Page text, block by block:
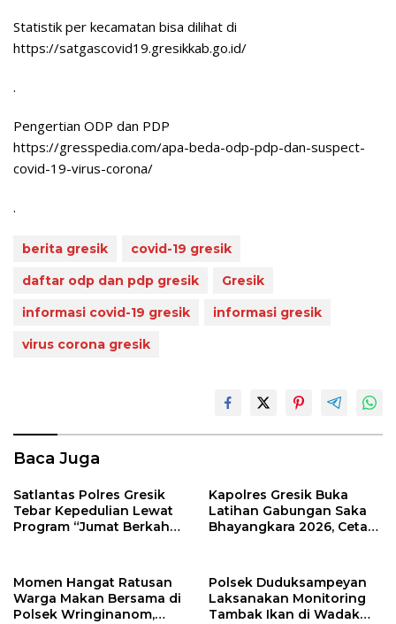
Statistik per kecamatan bisa dilihat di
https://satgascovid19.gresikkab.go.id/
.
Pengertian ODP dan PDP
https://gresspedia.com/apa-beda-odp-pdp-dan-suspect-
covid-19-virus-corona/
.
berita gresik
covid-19 gresik
daftar odp dan pdp gresik
Gresik
informasi covid-19 gresik
informasi gresik
virus corona gresik
Baca Juga
Satlantas Polres Gresik
Tebar Kepedulian Lewat
Program “Jumat Berkah
Kapolres Gresik Buka
Latihan Gabungan Saka
Bhayangkara 2026, Cetak
Kamtibmas
Momen Hangat Ratusan
Warga Makan Bersama di
Polsek Wringinanom,
Polsek Duduksampeyan
Laksanakan Monitoring
Tambak Ikan di Wadak